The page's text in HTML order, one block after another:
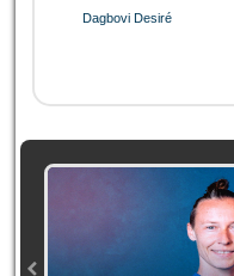
Dagbovi Desiré